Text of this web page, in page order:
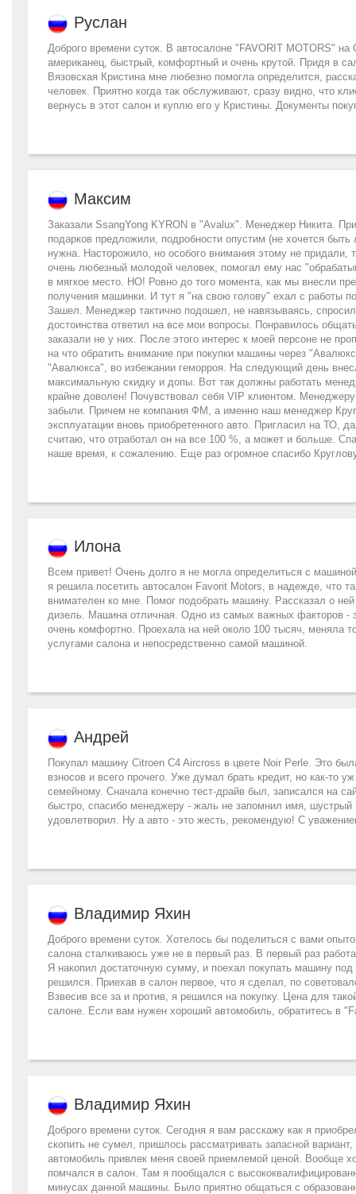
Руслан
Доброго времени суток. В автосалоне "FAVORIT MOTORS"
американец, быстрый, комфортный и очень крутой. Придя в
Вязовская Кристина мне любезно помогла определится,
человек. Приятно когда так обслуживают, сразу видно, что
вернусь в этот салон и куплю его у Кристины. Документы
Максим
Заказали SsangYong KYRON в "Avalux". Менеджер Никита.
подарков предложили, подробности опустим (не хочется
нужна. Насторожило, но особого внимания этому не придали,
очень любезный молодой человек, помогал ему нас
в мягкое место. НО! Ровно до того момента, как мы внесли
получения машинки. И тут я "на свою голову" ехал с
Зашел. Менеджер тактично подошел, не навязываясь,
достоинства ответил на все мои вопросы. Понравилось
заказали не у них. После этого интерес к моей персоне не
на что обратить внимание при покупки машины через
"Авалюкса", во избежании геморроя. На следующий день
максимальную скидку и допы. Вот так должны работать
крайне доволен! Почувствовал себя VIP клиентом.
забыли. Причем не компания ФМ, а именно наш менеджер
эксплуатации вновь приобретенного авто. Пригласил на ТО,
считаю, что отработал он на все 100 %, а может и больше.
наше время, к сожалению. Еще раз огромное спасибо
Илона
Всем привет! Очень долго я не могла определиться с
я решила посетить автосалон Favorit Motors, в надежде,
внимателен ко мне. Помог подобрать машину. Рассказал о
дизель. Машина отличная. Одно из самых важных факторов -
очень комфортно. Проехала на ней около 100 тысяч, меняла
услугами салона и непосредственно самой машиной.
Андрей
Покупал машину Citroen C4 Aircross в цвете Noir Perle. Это
взносов и всего прочего. Уже думал брать кредит, но как-то
семейному. Сначала конечно тест-драйв был, записался на
быстро, спасибо менеджеру - жаль не запомнил имя,
удовлетворил. Ну а авто - это жесть, рекомендую! С
Владимир Яхин
Доброго времени суток. Хотелось бы поделиться с вами
салона сталкиваюсь уже не в первый раз. В первый раз
Я накопил достаточную сумму, и поехал покупать машину
решился. Приехав в салон первое, что я сделал, по
Взвесив все за и против, я решился на покупку. Цена для
салоне. Если вам нужен хороший автомобиль, обратитесь в
Владимир Яхин
Доброго времени суток. Сегодня я вам расскажу как я
скопить не сумел, пришлось рассматривать запасной
автомобиль привлек меня своей приемлемой ценой. Вообще
помчался в салон. Там я пообщался с
минусах данной машины. Было приятно общаться с